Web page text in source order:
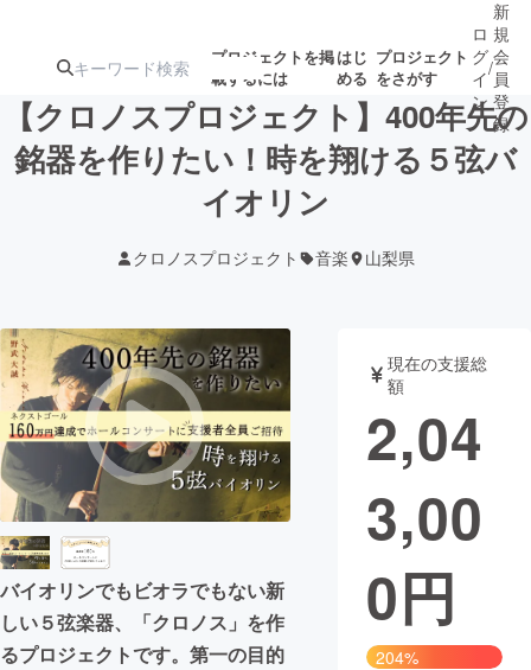
プロジェクトを掲
載するには
はじ
める
プロジェクト
をさがす
注目の新着プロ募集終了が近いプ
テクノロジー・ガジェット
映像・映画 書籍・雑誌
ビジネス・起業 チャレンジ
まちづくり・地域活性化
CAMPFIRE for Social Good
CAMPFIRE Creation
ロ
グ
イ
ン
/
新
規
会
員
登
録
【クロノスプロジェクト】400年先の
銘器を作りたい！時を翔ける５弦バ
イオリン
クロノスプロジェクト 音楽 山梨県
バイオリンでもビオラでもない新
しい５弦楽器、「クロノス」を作
るプロジェクトです。第一の目的
現在の支援総
額
2,04
3,00
0円
204%